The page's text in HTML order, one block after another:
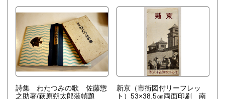
詩集 わたつみの歌 佐藤惣
之助著/萩原朔太郎装幀題
新京（市街図付リーフレッ
ト）53×38.5㎝両面印刷 南